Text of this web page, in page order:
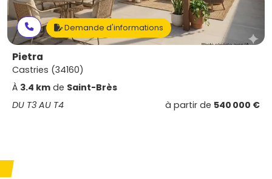
Demande d'informations
Pietra
Castries (34160)
À 3.4 km de Saint-Brès
DU T3 AU T4
à partir de 540 000 €